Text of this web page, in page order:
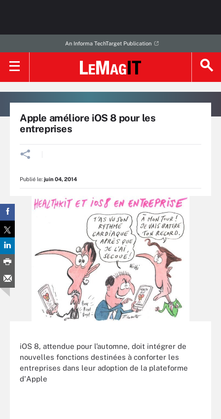
An Informa TechTarget Publication
Apple améliore iOS 8 pour les
entreprises
Publié le: juin 04, 2014
iOS 8, attendue pour l’automne, doit intégrer de
nouvelles fonctions destinées à conforter les
entreprises dans leur adoption de la plateforme
d'Apple